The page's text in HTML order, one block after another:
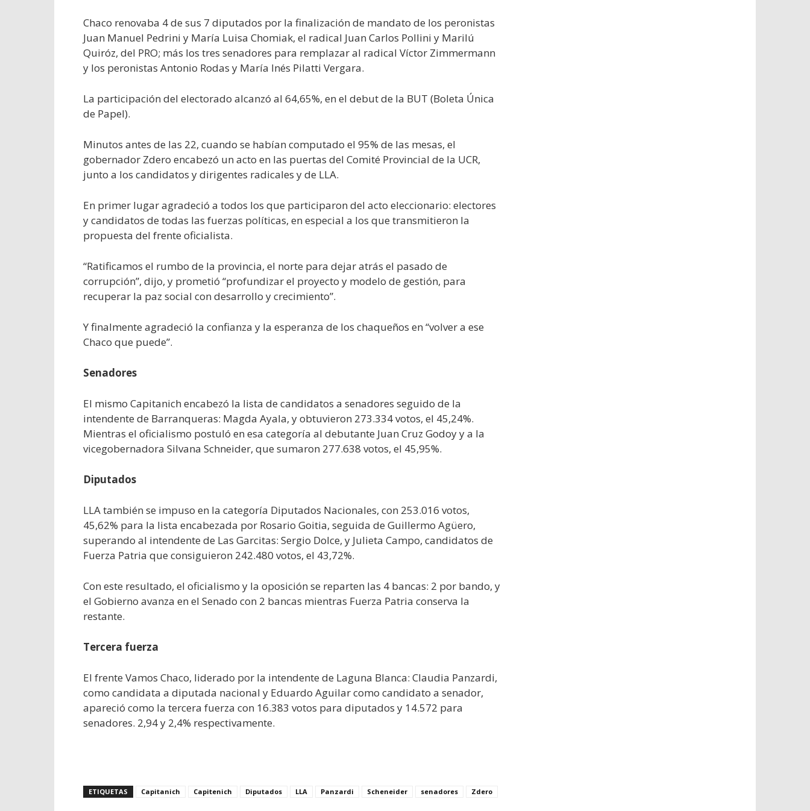
Chaco renovaba 4 de sus 7 diputados por la finalización de mandato de los peronistas
Juan Manuel Pedrini y María Luisa Chomiak, el radical Juan Carlos Pollini y Marilú
Quiróz, del PRO; más los tres senadores para remplazar al radical Víctor Zimmermann
y los peronistas Antonio Rodas y María Inés Pilatti Vergara.
La participación del electorado alcanzó al 64,65%, en el debut de la BUT (Boleta Única
de Papel).
Minutos antes de las 22, cuando se habían computado el 95% de las mesas, el
gobernador Zdero encabezó un acto en las puertas del Comité Provincial de la UCR,
junto a los candidatos y dirigentes radicales y de LLA.
En primer lugar agradeció a todos los que participaron del acto eleccionario: electores
y candidatos de todas las fuerzas políticas, en especial a los que transmitieron la
propuesta del frente oficialista.
“Ratificamos el rumbo de la provincia, el norte para dejar atrás el pasado de
corrupción”, dijo, y prometió “profundizar el proyecto y modelo de gestión, para
recuperar la paz social con desarrollo y crecimiento”.
Y finalmente agradeció la confianza y la esperanza de los chaqueños en “volver a ese
Chaco que puede”.
Senadores
El mismo Capitanich encabezó la lista de candidatos a senadores seguido de la
intendente de Barranqueras: Magda Ayala, y obtuvieron 273.334 votos, el 45,24%.
Mientras el oficialismo postuló en esa categoría al debutante Juan Cruz Godoy y a la
vicegobernadora Silvana Schneider, que sumaron 277.638 votos, el 45,95%.
Diputados
LLA también se impuso en la categoría Diputados Nacionales, con 253.016 votos,
45,62% para la lista encabezada por Rosario Goitia, seguida de Guillermo Agüero,
superando al intendente de Las Garcitas: Sergio Dolce, y Julieta Campo, candidatos de
Fuerza Patria que consiguieron 242.480 votos, el 43,72%.
Con este resultado, el oficialismo y la oposición se reparten las 4 bancas: 2 por bando, y
el Gobierno avanza en el Senado con 2 bancas mientras Fuerza Patria conserva la
restante.
Tercera fuerza
El frente Vamos Chaco, liderado por la intendente de Laguna Blanca: Claudia Panzardi,
como candidata a diputada nacional y Eduardo Aguilar como candidato a senador,
apareció como la tercera fuerza con 16.383 votos para diputados y 14.572 para
senadores. 2,94 y 2,4% respectivamente.
ETIQUETAS Capitanich Capitenich Diputados LLA Panzardi Scheneider senadores Zdero